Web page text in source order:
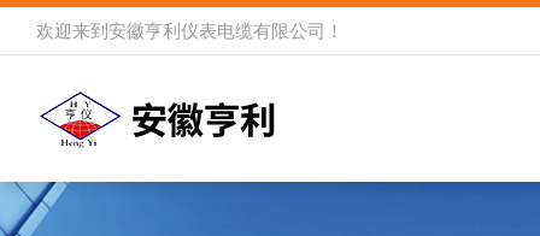
欢迎来到 安徽亨利仪表电缆有限公司 ！